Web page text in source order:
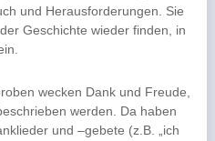
und Herausforderungen. Sie
Geschichte wieder finden, in
wecken Dank und Freude,
werden. Da haben
und –gebete (z.B. „ich